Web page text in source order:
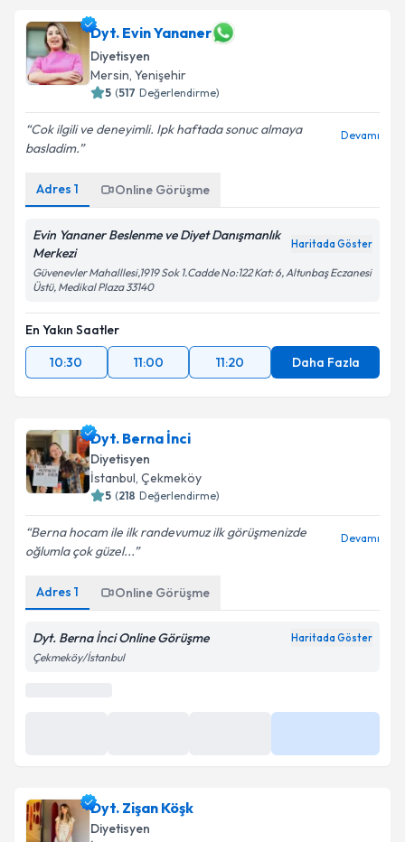
Dyt. Evin Yananer
Diyetisyen
Mersin, Yenişehir
5 (517 Değerlendirme)
Cok ilgili ve deneyimli. Ipk haftada sonuc almaya
basladim.
Devamı
Adres 1 Online Görüşme
Evin Yananer Beslenme ve Diyet Danışmanlık
Merkezi
Haritada Göster
Güvenevler Mahalllesi,1919 Sok 1.Cadde No:122 Kat: 6, Altunbaş Eczanesi
Üstü, Medikal Plaza 33140
En Yakın Saatler
10:30
11:00 11:20 Daha Fazla
Dyt. Berna İnci
Diyetisyen
İstanbul, Çekmeköy
5 (218 Değerlendirme)
Berna hocam ile ilk randevumuz ilk görüşmenizde
oğlumla çok güzel...
Devamı
Adres 1 Online Görüşme
Online Görüşme
Bu uzman online danışmanlık hizmeti sunmaktadır.
Dyt. Zişan Köşk
Diyetisyen